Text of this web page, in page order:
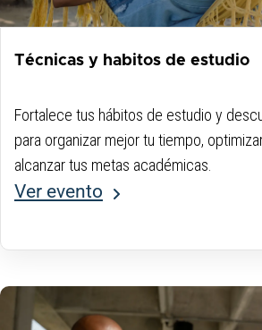
Técnicas y habitos de estudio
Fortalece tus hábitos de estudio y
para organizar mejor tu tiempo,
alcanzar tus metas académicas.
Ver evento